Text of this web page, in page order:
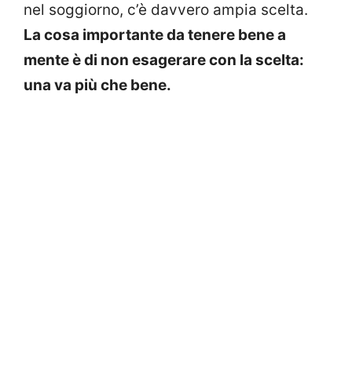
nel soggiorno, c’è davvero ampia scelta.
La cosa importante da tenere bene a
mente è di non esagerare con la scelta:
una va più che bene.